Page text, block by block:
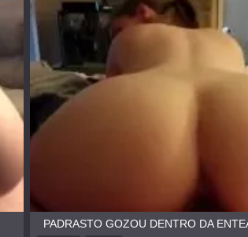
PADRASTO GOZOU DENTRO DA